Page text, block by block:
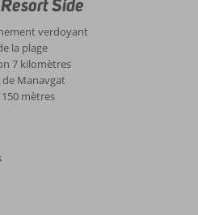
Side
verdoyant
la plage
7 kilomètres
Manavgat
mètres